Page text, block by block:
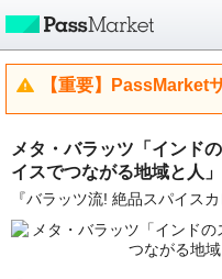
【重要】PassMarket
メタ・バラッツ「インド
イスでつながる地域と人」
『バラッツ流! 絶品スパイス